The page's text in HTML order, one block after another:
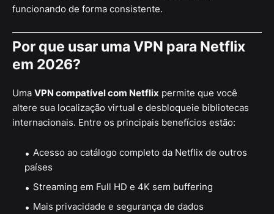
funcionando de forma consistente.
Por que usar uma VPN para Netflix
em 2026?
Uma VPN compatível com Netflix permite que você
altere sua localização virtual e desbloqueie bibliotecas
internacionais. Entre os principais benefícios estão:
Acesso ao catálogo completo da Netflix de outros
países
Streaming em Full HD e 4K sem buffering
Mais privacidade e segurança de dados